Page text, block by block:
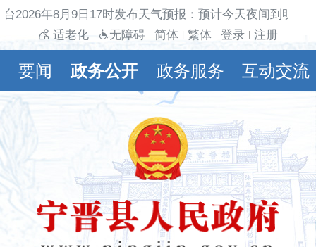
2026年8月9日17时发布天气预报：预计今天夜间到明
适老化
无障碍 简体 繁体 登录 注册
要闻 政务公开 政务服务 互动交流